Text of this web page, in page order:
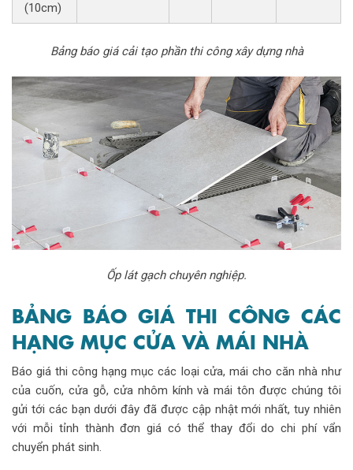
(10cm)
Bảng báo giá cải tạo phần thi công xây dựng nhà
Ốp lát gạch chuyên nghiệp.
BẢNG BÁO GIÁ THI CÔNG CÁC
HẠNG MỤC CỬA VÀ MÁI NHÀ
Báo giá thi công hạng mục các loại cửa, mái cho căn nhà như
của cuốn, cửa gỗ, cửa nhôm kính và mái tôn được chúng tôi
gửi tới các bạn dưới đây đã được cập nhật mới nhất, tuy nhiên
với mỗi tỉnh thành đơn giá có thể thay đổi do chi phí vẩn
chuyển phát sinh.